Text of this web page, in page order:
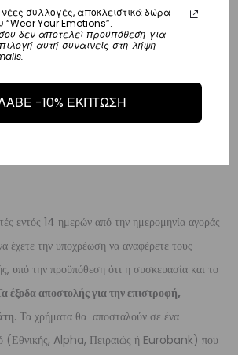
για όλο τον υπόλοιπο κόσμο είναι στα
ταχυμεταφορών,DHL, θα αναλάβει την
εντός 14 ημερών από την ημερομηνία αγοράς
έχετε την υποχρέωση να αναφέρετε τους
υπό την προϋπόθεση ότι η συσκευασία και το
έξοδα αποστολής για την επιστροφή,
. Τα χρήματα θα αποσταλούν σε ένα
(Εθνικής, Alpha, Πειραιώς ή Eurobank) που
συλλογές, αποκλειστικά δώρα
“Wear Your Emotions”.
δεν αποτελεί προϋπόθεση για
αυτή συναινείς στη λήψη
-10% ΕΚΠΤΩΣΗ